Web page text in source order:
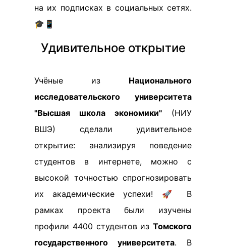
на их подписках в социальных сетях.
🎓📱
Удивительное открытие
Учёные из Национального
исследовательского университета
"Высшая школа экономики" (НИУ
ВШЭ) сделали удивительное
открытие: анализируя поведение
студентов в интернете, можно с
высокой точностью спрогнозировать
их академические успехи! 🚀 В
рамках проекта были изучены
профили 4400 студентов из Томского
государственного университета. В